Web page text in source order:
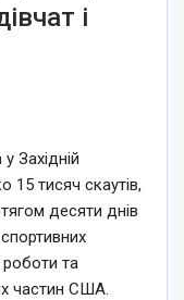
і
Західній
15 тисяч скаутів,
десяти днів
та
частин США.